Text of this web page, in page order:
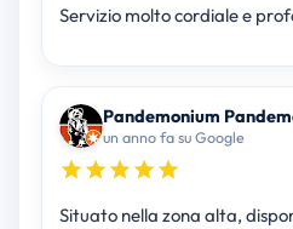
Servizio molto cordiale e
Pandemonium
un anno fa su Google
Situato nella zona alta,